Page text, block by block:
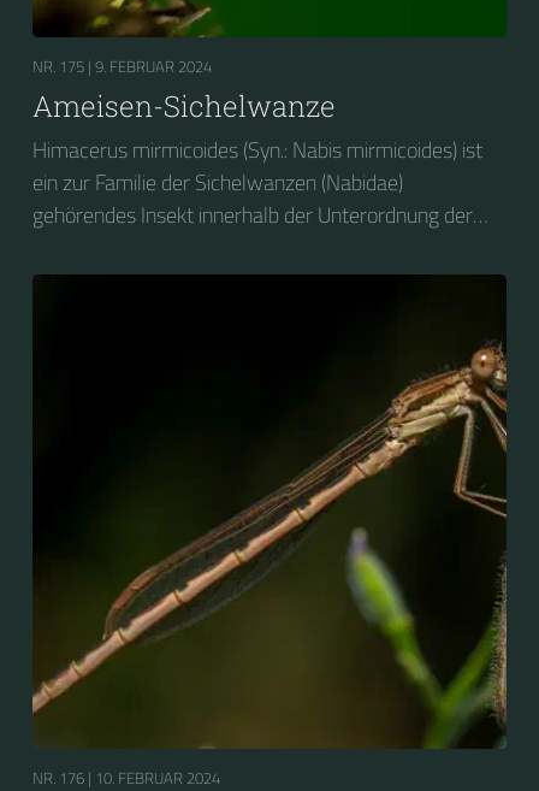
NR. 175 | 9. FEBRUAR 2024
Ameisen-Sichelwanze
Himacerus mirmicoides (Syn.: Nabis mirmicoides) ist
ein zur Familie der Sichelwanzen (Nabidae)
gehörendes Insekt innerhalb der Unterordnung der
Nymphen mit Ameisen wird die Wanze landläufig als
NR. 176 | 10. FEBRUAR 2024